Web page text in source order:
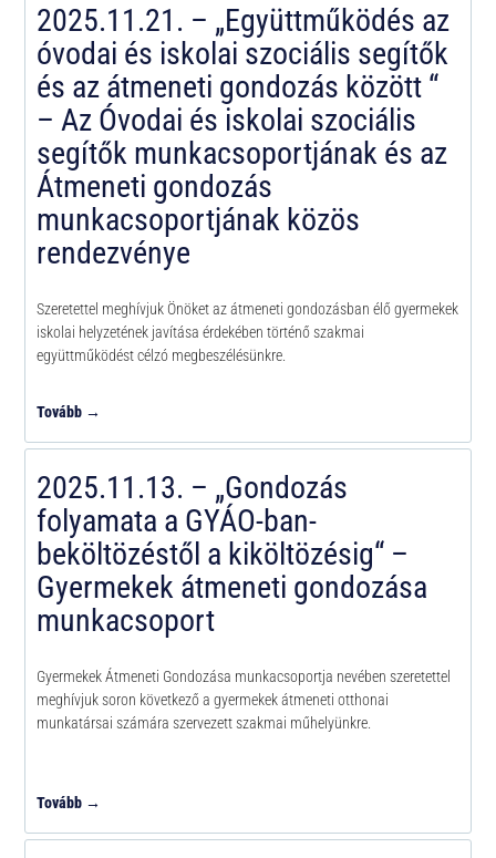
2025.11.21. – „Együttműködés az
óvodai és iskolai szociális segítők
és az átmeneti gondozás között “
– Az Óvodai és iskolai szociális
segítők munkacsoportjának és az
Átmeneti gondozás
munkacsoportjának közös
rendezvénye
Szeretettel meghívjuk Önöket az átmeneti gondozásban élő gyermekek
iskolai helyzetének javítása érdekében történő szakmai
együttműködést célzó megbeszélésünkre.
Tovább →
2025.11.13. – „Gondozás
folyamata a GYÁO-ban-
beköltözéstől a kiköltözésig“ –
Gyermekek átmeneti gondozása
munkacsoport
Gyermekek Átmeneti Gondozása munkacsoportja nevében szeretettel
meghívjuk soron következő a gyermekek átmeneti otthonai
munkatársai számára szervezett szakmai műhelyünkre.
Tovább →